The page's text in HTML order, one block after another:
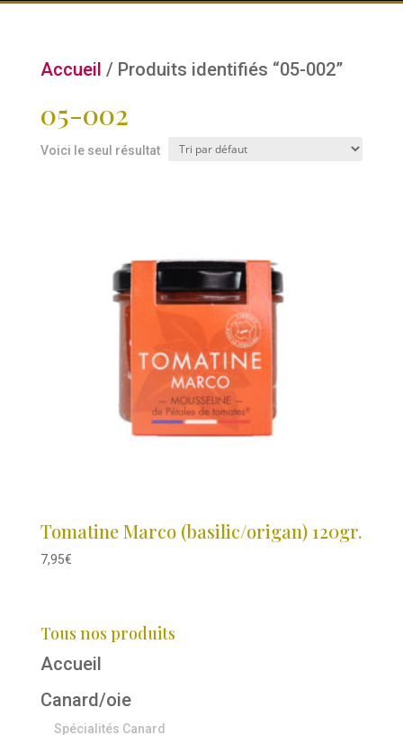
Accueil / Produits identifiés “05-002”
05-002
Voici le seul résultat
Tomatine Marco (basilic/origan) 120gr.
7,95€
Tous nos produits
Accueil
Canard/oie
Spécialités Canard